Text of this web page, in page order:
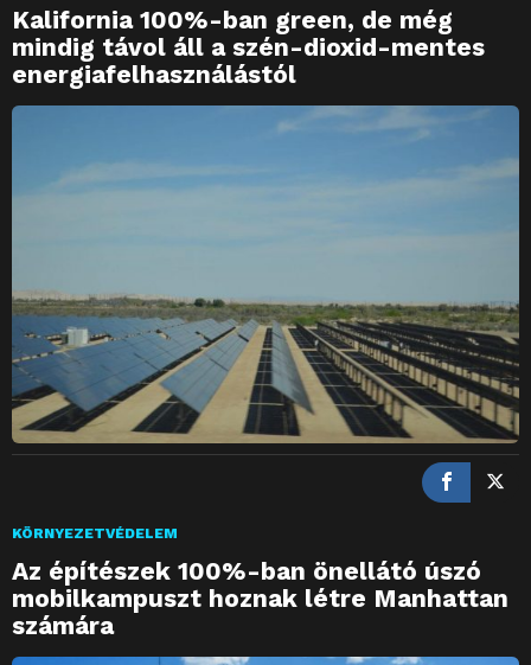
Kalifornia 100%-ban green, de még
mindig távol áll a szén-dioxid-mentes
energiafelhasználástól
KÖRNYEZETVÉDELEM
Az építészek 100%-ban önellátó úszó
mobilkampuszt hoznak létre Manhattan
számára